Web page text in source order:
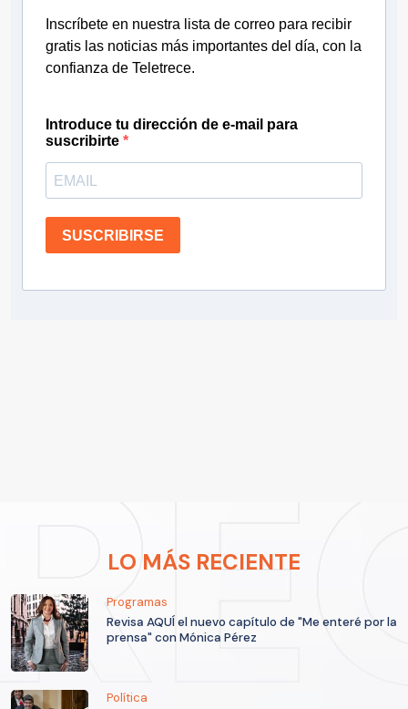
Inscríbete en nuestra lista de correo para recibir
gratis las noticias más importantes del día, con la
confianza de Teletrece.
Introduce tu dirección de e-mail para
suscribirte
SUSCRIBIRSE
LO MÁS RECIENTE
Programas
Revisa AQUÍ el nuevo capítulo de "Me enteré por la
prensa" con Mónica Pérez
Política